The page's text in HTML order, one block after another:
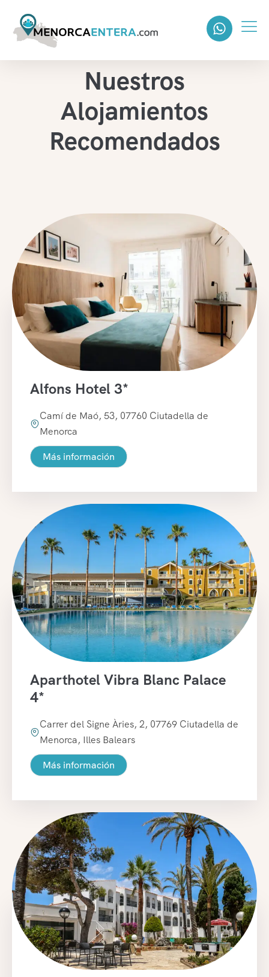
Nuestros
Alojamientos
Recomendados
Alfons Hotel 3*
Camí de Maó, 53, 07760 Ciutadella de
Menorca
Más información
Aparthotel Vibra Blanc Palace
4*
Carrer del Signe Àries, 2, 07769 Ciutadella de
Menorca, Illes Balears
Más información